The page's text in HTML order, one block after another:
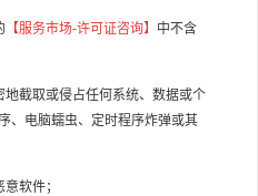
【服务市场-许可证咨询】 中不含
截取或侵占任何系统、数据或个
、电脑蠕虫、定时程序炸弹或其
软件；